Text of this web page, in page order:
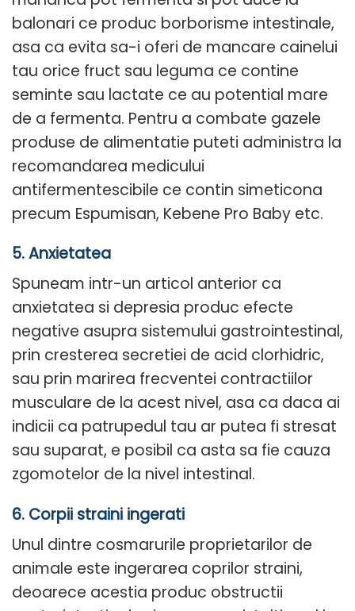
balonari ce produc borborisme intestinale,
asa ca evita sa-i oferi de mancare cainelui
tau orice fruct sau leguma ce contine
seminte sau lactate ce au potential mare
de a fermenta. Pentru a combate gazele
produse de alimentatie puteti administra la
recomandarea medicului
antifermentescibile ce contin simeticona
precum Espumisan, Kebene Pro Baby etc.
5. Anxietatea
Spuneam intr-un articol anterior ca
anxietatea si depresia produc efecte
negative asupra sistemului gastrointestinal,
prin cresterea secretiei de acid clorhidric,
sau prin marirea frecventei contractiilor
musculare de la acest nivel, asa ca daca ai
indicii ca patrupedul tau ar putea fi stresat
sau suparat, e posibil ca asta sa fie cauza
zgomotelor de la nivel intestinal.
6. Corpii straini ingerati
Unul dintre cosmarurile proprietarilor de
animale este ingerarea coprilor straini,
deoarece acestia produc obstructii